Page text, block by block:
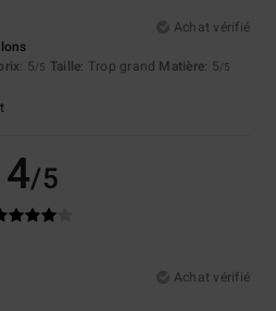
Achat vérifié
: 5/5 Taille: Trop grand Matière: 5/5
4/5
Achat vérifié